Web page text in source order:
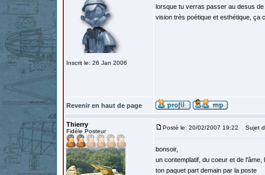
Inscrit le: 26 Jan 2006
lorsque tu verras passer au desus
vision très poétique et esthétique, ça
Revenir en haut de page
Thierry
Fidèle Posteur
Posté le: 20/02/2007 19:22 Sujet
bonsoir,
un contemplatif, du coeur et de l'âme,
ton paquet part demain par la poste